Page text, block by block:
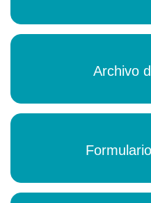
Archivo